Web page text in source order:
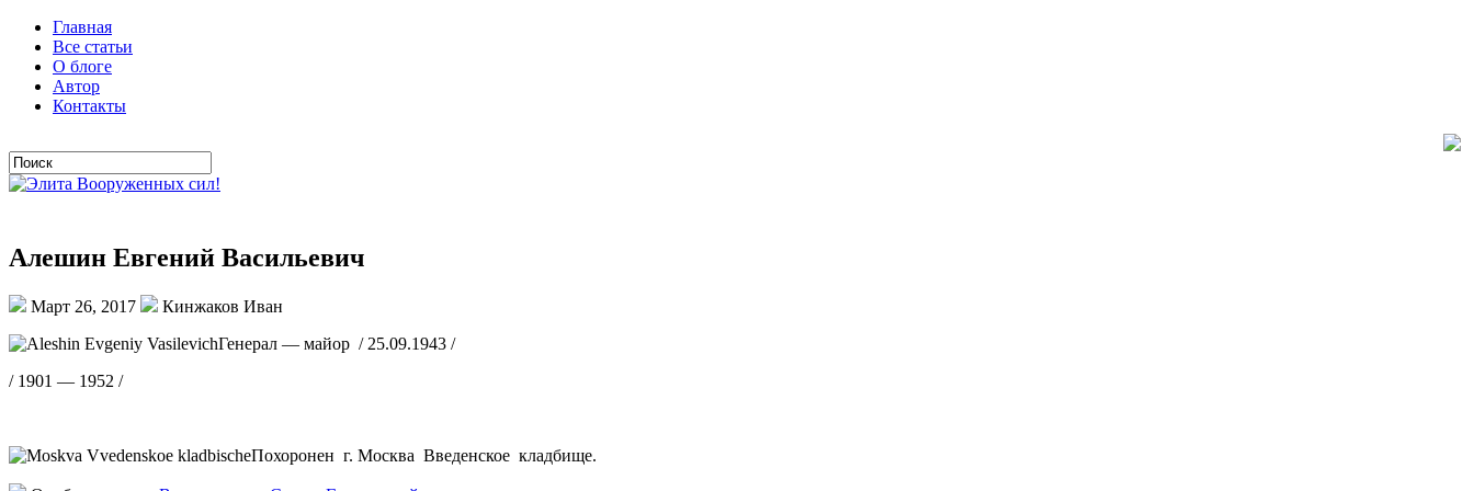
Главная
Все статьи
О блоге
Автор
Контакты
Алешин Евгений Васильевич
Март 26, 2017
Кинжаков Иван
Генерал — майор / 25.09.1943 /
/ 1901 — 1952 /
Похоронен г. Москва Введенское кладбище.